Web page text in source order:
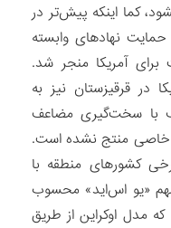
کما اینکه پیش‌تر در
با حمایت نهادهای وابسته
آمریکا منجر شد.
در قرقیزستان نیز به
با سخت‌گیری مضاعف
خاصی منتج نشده است.
کشورهای منطقه با
«یو اس‌اید» محسوب
مدل اوکراین از طریق